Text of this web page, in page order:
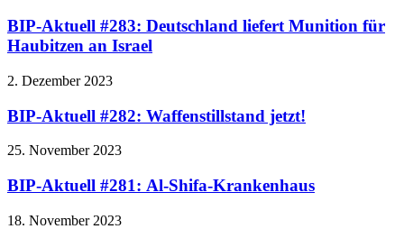
BIP-Aktuell #283: Deutschland liefert Munition für
Haubitzen an Israel
2. Dezember 2023
BIP-Aktuell #282: Waffenstillstand jetzt!
25. November 2023
BIP-Aktuell #281: Al-Shifa-Krankenhaus
18. November 2023